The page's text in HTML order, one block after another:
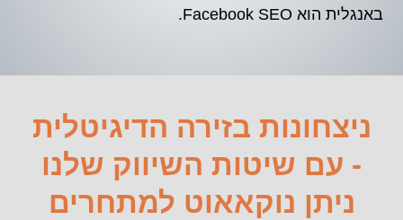
באנגלית הוא Facebook SEO.
ניצחונות בזירה הדיגיטלית
- עם שיטות השיווק שלנו
ניתן נוקאאוט למתחרים